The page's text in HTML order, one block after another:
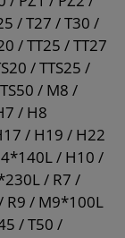
/ T27 / T30 /
/ TT25 / TT27
/ TTS25 /
/ M8 /
/ H8
/ H19 / H22
/ H10 /
/ R7 /
R9 / M9*100L
/ T50 /